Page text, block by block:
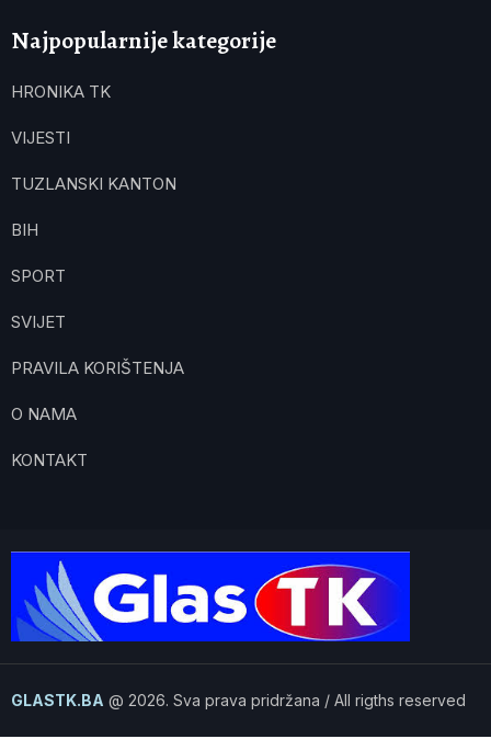
Najpopularnije kategorije
HRONIKA TK
VIJESTI
TUZLANSKI KANTON
BIH
SPORT
SVIJET
PRAVILA KORIŠTENJA
O NAMA
KONTAKT
GLASTK.BA @ 2026. Sva prava pridržana / All rigths reserved